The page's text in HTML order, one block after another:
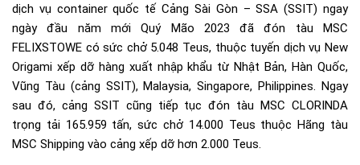
dịch vụ container quốc tế Cảng Sài Gòn – SSA (SSIT) ngay
ngày đầu năm mới Quý Mão 2023 đã đón tàu MSC
FELIXSTOWE có sức chở 5.048 Teus, thuộc tuyến dịch vụ New
Origami xếp dỡ hàng xuất nhập khẩu từ Nhật Bản, Hàn Quốc,
Vũng Tàu (cảng SSIT), Malaysia, Singapore, Philippines. Ngay
sau đó, cảng SSIT cũng tiếp tục đón tàu MSC CLORINDA
trọng tải 165.959 tấn, sức chở 14.000 Teus thuộc Hãng tàu
MSC Shipping vào cảng xếp dỡ hơn 2.000 Teus.